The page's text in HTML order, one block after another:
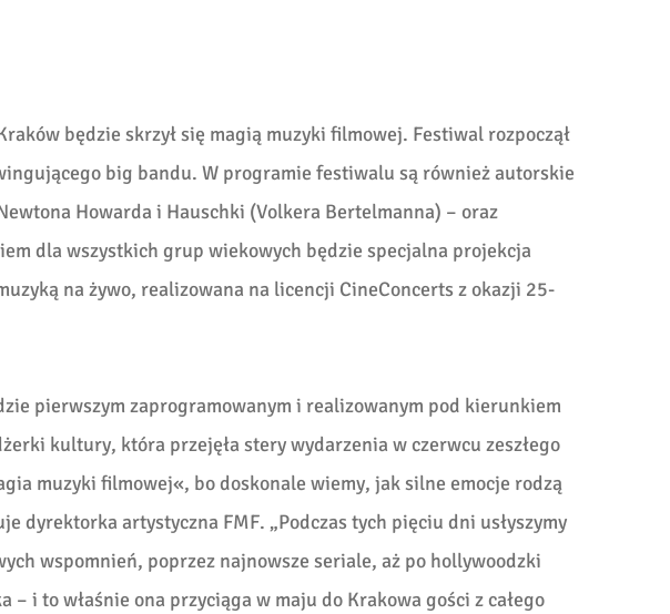
będzie skrzył się magią muzyki filmowej. Festiwal rozpoczął
big bandu. W programie festiwalu są również autorskie
Howarda i Hauschki (Volkera Bertelmanna) – oraz
dla wszystkich grup wiekowych będzie specjalna projekcja
na żywo, realizowana na licencji CineConcerts z okazji 25-
pierwszym zaprogramowanym i realizowanym pod kierunkiem
kultury, która przejęła stery wydarzenia w czerwcu zeszłego
muzyki filmowej«, bo doskonale wiemy, jak silne emocje rodzą
dyrektorka artystyczna FMF. „Podczas tych pięciu dni usłyszymy
wspomnień, poprzez najnowsze seriale, aż po hollywoodzki
i to właśnie ona przyciąga w maju do Krakowa gości z całego